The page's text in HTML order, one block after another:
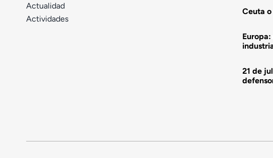
Actualidad
Actividades
Ceuta
21 de